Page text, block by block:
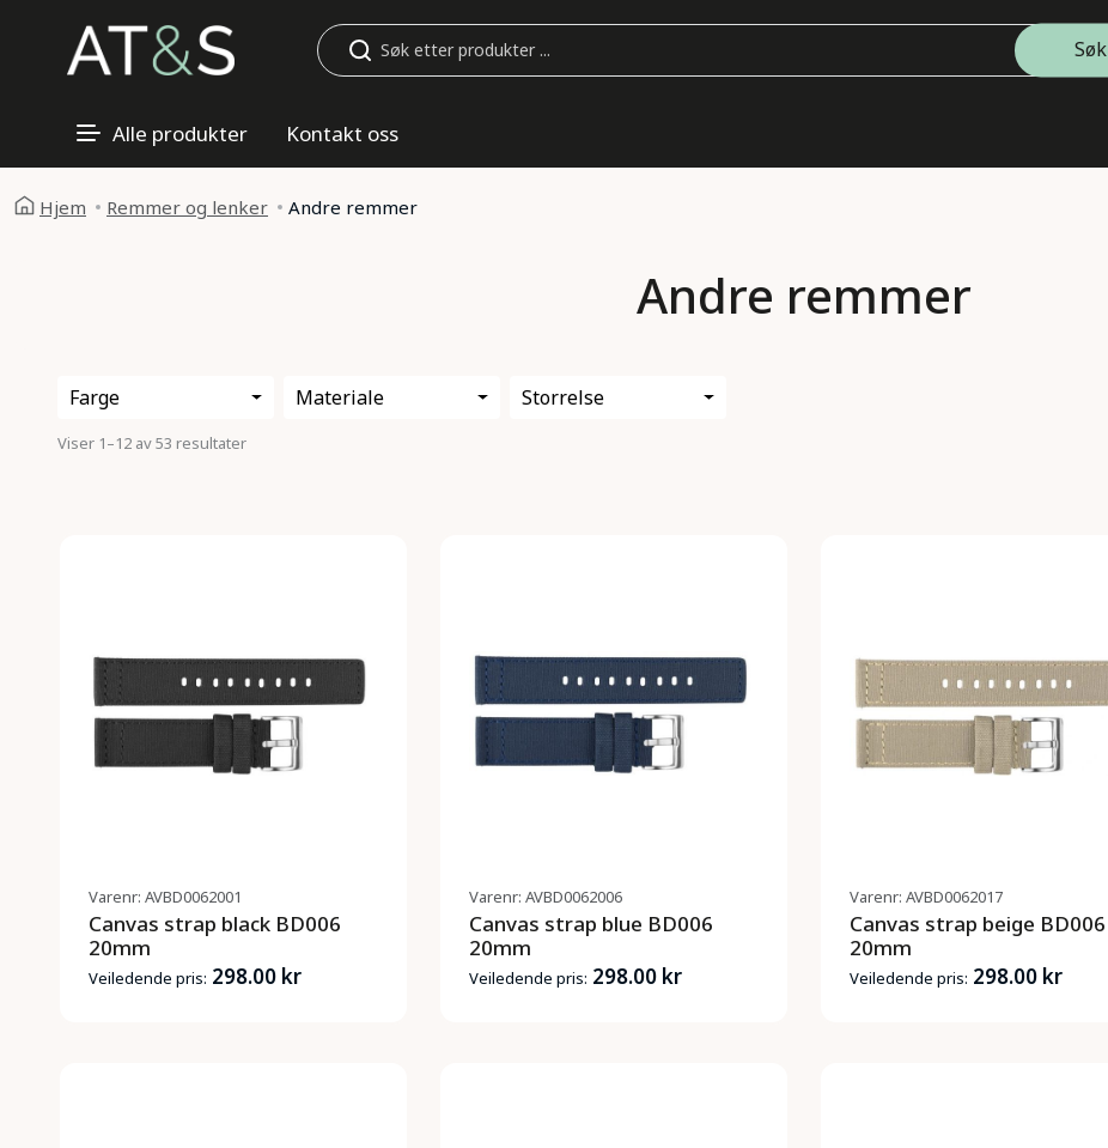
Søk Søk
Alle produkter Kontakt oss
Hjem Remmer og lenker Andre remmer
Andre remmer
Farge Materiale Storrelse
Viser 1–12 av 53 resultater
Varenr: AVBD0062001
Canvas strap black BD006
20mm
Veiledende pris: 298.00 kr
Varenr: AVBD0062006
Canvas strap blue BD006
20mm
Veiledende pris: 298.00 kr
Varenr: AVBD0062017
Canvas strap beige BD006
20mm
Veiledende pris: 298.00 kr